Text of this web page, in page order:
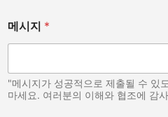
메시지 *
"메시지가 성공적으로 제출될 수 있
마세요. 여러분의 이해와 협조에 감